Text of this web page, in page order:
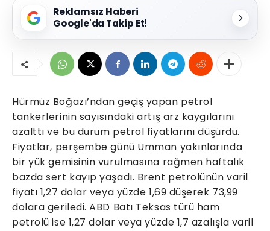
Reklamsız Haberi
Google'da Takip Et!
Hürmüz Boğazı’ndan geçiş yapan petrol
tankerlerinin sayısındaki artış arz kaygılarını
azalttı ve bu durum petrol fiyatlarını düşürdü.
Fiyatlar, perşembe günü Umman yakınlarında
bir yük gemisinin vurulmasına rağmen haftalık
bazda sert kayıp yaşadı. Brent petrolünün varil
fiyatı 1,27 dolar veya yüzde 1,69 düşerek 73,99
dolara geriledi. ABD Batı Teksas türü ham
petrolü ise 1,27 dolar veya yüzde 1,7 azalışla varil